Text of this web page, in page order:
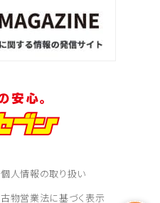
個人情報の取り扱い
古物営業法に基づく表示